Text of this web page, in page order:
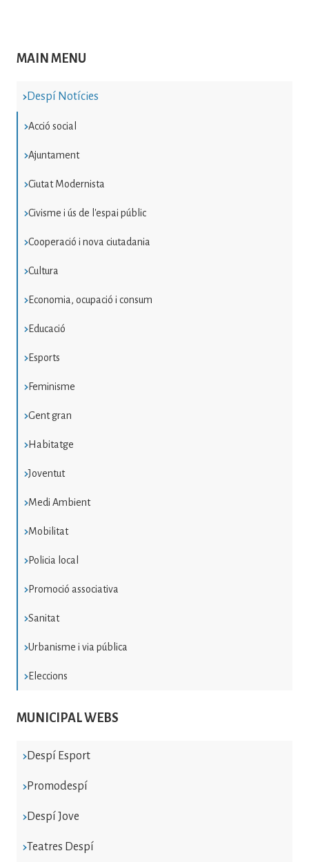
MAIN MENU
Despí Notícies
Acció social
Ajuntament
Ciutat Modernista
Civisme i ús de l'espai públic
Cooperació i nova ciutadania
Cultura
Economia, ocupació i consum
Educació
Esports
Feminisme
Gent gran
Habitatge
Joventut
Medi Ambient
Mobilitat
Policia local
Promoció associativa
Sanitat
Urbanisme i via pública
Eleccions
MUNICIPAL WEBS
Despí Esport
Promodespí
Despí Jove
Teatres Despí